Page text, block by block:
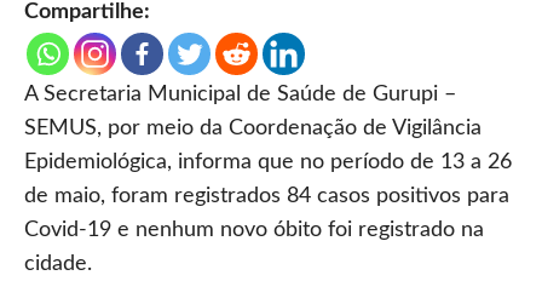
Compartilhe:
A Secretaria Municipal de Saúde de Gurupi –
SEMUS, por meio da Coordenação de Vigilância
Epidemiológica, informa que no período de 13 a 26
de maio, foram registrados 84 casos positivos para
Covid-19 e nenhum novo óbito foi registrado na
cidade.